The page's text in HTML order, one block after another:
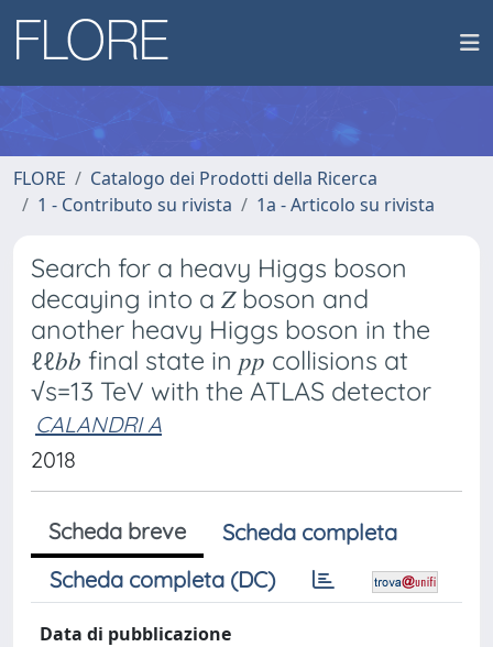
FLORE
Catalogo dei Prodotti della Ricerca
1 - Contributo su rivista
1a - Articolo su rivista
Search for a heavy Higgs boson
decaying into a 𝑍 boson and
another heavy Higgs boson in the
ℓℓ𝑏𝑏 final state in 𝑝𝑝 collisions at
√s=13 TeV with the ATLAS detector
CALANDRI A
2018
Scheda breve
Scheda completa
Scheda completa (DC)
Data di pubblicazione